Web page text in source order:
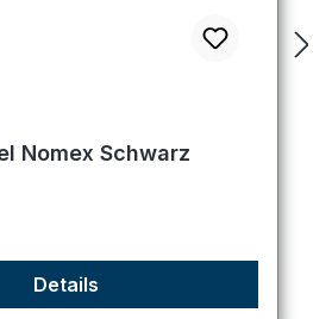
Nomex Schwarz
Details